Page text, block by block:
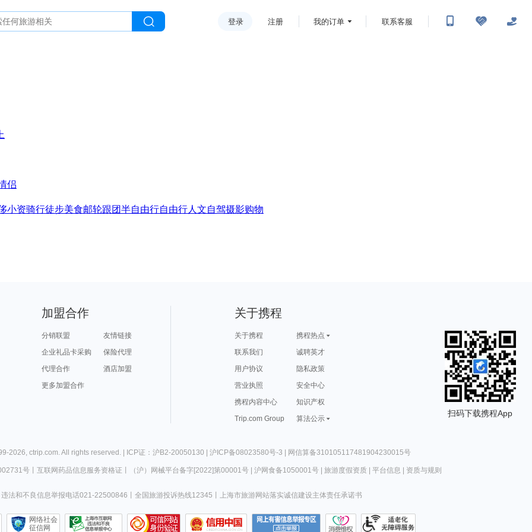
登录 注册 我的订单 联系客服
侣
小资骑行徒步美食邮轮跟团半自由行自由行人文自驾摄影购物
加盟合作
分销联盟
友情链接
企业礼品卡采购
保险代理
代理合作
酒店加盟
更多加盟合作
关于携程
关于携程
携程热点
联系我们
诚聘英才
用户协议
隐私政策
营业执照
安全中心
携程内容中心
知识产权
Trip.com Group
算法公示
扫码下载携程App
2026, ctrip.com. All rights reserved. | ICP证：沪B2-20050130 | 沪ICP备08023580号-3 | 网信算备310105117481904230015号
号丨 互联网药品信息服务资格证 （沪）网械平台备字[2022]第00001号| 沪网食备1050001号| 旅游度假资质| 平台信息 资质与规则
违法和不良信息举报电话021-22500846 全国旅游投诉热线12345 上海市旅游网站落实诚信建设主体责任承诺书
网络社会
征信网